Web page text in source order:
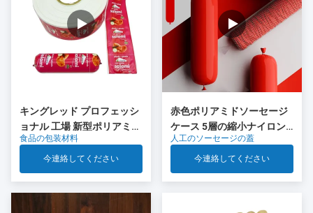
キングレッド プロフェッシ
ョナル 工場 新型ポリアミド
ソーセージ キャッシング 食
品グレードのプラスチック
OEM
食品の包装材料
今連絡してください
赤色ポリアミドソーセージ
ケース 5層の縮小ナイロン
ケース Co 排出 肉ソーセー
ジパッケージ
人工のソーセージの蓋
今連絡してください